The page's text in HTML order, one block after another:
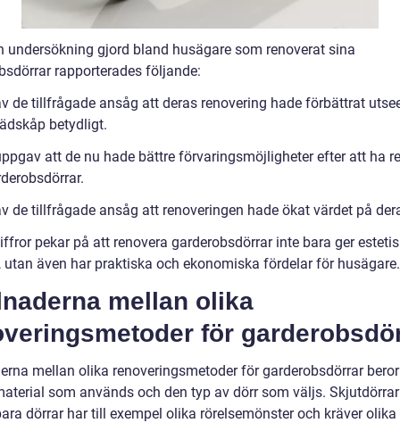
undersökning gjord bland husägare som renoverat sina
rapporterades följande:
de tillfrågade ansåg att deras renovering hade förbättrat
betydligt.
att de nu hade bättre förvaringsmöjligheter efter att ha
de tillfrågade ansåg att renoveringen hade ökat värdet på
pekar på att renovera garderobsdörrar inte bara ger
utan även har praktiska och ekonomiska fördelar för husägare.
mellan olika
för
mellan olika renoveringsmetoder för garderobsdörrar
som används och den typ av dörr som väljs.
dörrar har till exempel olika rörelsemönster och kräver olika